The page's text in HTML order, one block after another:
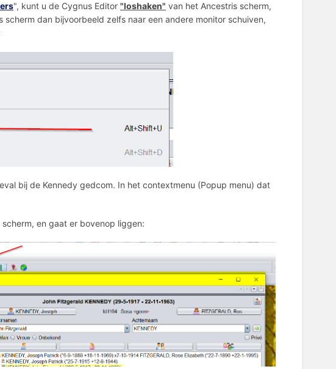
", kunt u de Cygnus Editor "loshaken" van het Ancestris scherm,
dan bijvoorbeeld zelfs naar een andere monitor schuiven,
bij de Kennedy gedcom. In het contextmenu (Popup menu) dat
en gaat er bovenop liggen: